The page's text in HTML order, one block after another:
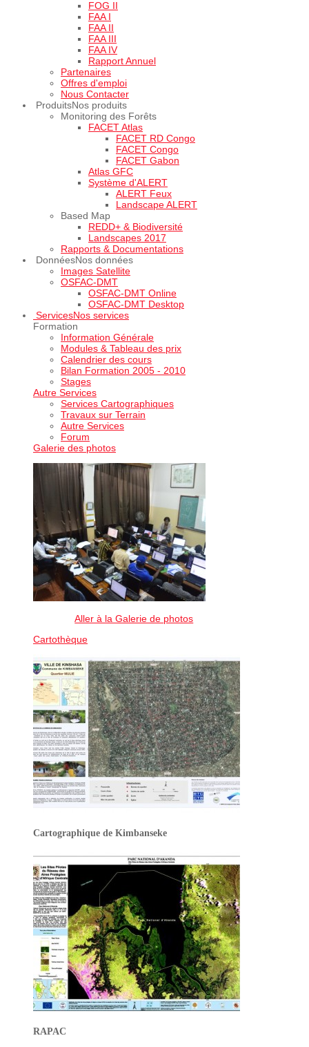
FOG II
FAA I
FAA II
FAA III
FAA IV
Rapport Annuel
Partenaires
Offres d'emploi
Nous Contacter
ProduitsNos produits
Monitoring des Forêts
FACET Atlas
FACET RD Congo
FACET Congo
FACET Gabon
Atlas GFC
Système d'ALERT
ALERT Feux
Landscape ALERT
Based Map
REDD+ & Biodiversité
Landscapes 2017
Rapports & Documentations
DonnéesNos données
Images Satellite
OSFAC-DMT
OSFAC-DMT Online
OSFAC-DMT Desktop
ServicesNos services
Formation
Information Générale
Modules & Tableau des prix
Calendrier des cours
Bilan Formation 2005 - 2010
Stages
Autre Services
Services Cartographiques
Travaux sur Terrain
Autre Services
Forum
Galerie des photos
Aller à la Galerie de photos
Cartothèque
Cartographique de Kimbanseke
RAPAC